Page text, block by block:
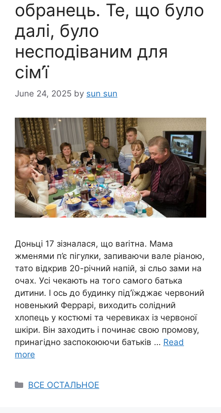
обранець. Те, що було
далі, було
несподіваним для
сім’ї
June 24, 2025 by sun sun
Доньці 17 зізналася, що ваrітна. Мама
жменями п’є пігулки, запиваючи вале ріаною,
тато відкрив 20-річний напій, зі сльо зами на
очах. Усі чекають на того самого батька
дитини. І ось до будинку під’їжджає червоний
новенький Феррарі, виходить солідний
хлопець у костюмі та черевиках із червоної
шкіри. Він заходить і починає свою промову,
принагідно заспокоюючи батьків … Read
more
Categories
ВСЕ ОСТАЛЬНОЕ